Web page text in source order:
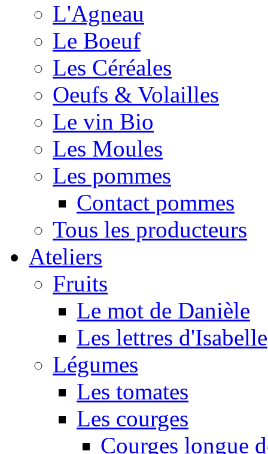
L'Agneau
Le Boeuf
Les Céréales
Oeufs & Volailles
Le vin Bio
Les Moules
Les pommes
Contact pommes
Tous les producteurs
Ateliers
Fruits
Le mot de Danièle
Les lettres d'Isabelle
Légumes
Les tomates
Les courges
Courges longue